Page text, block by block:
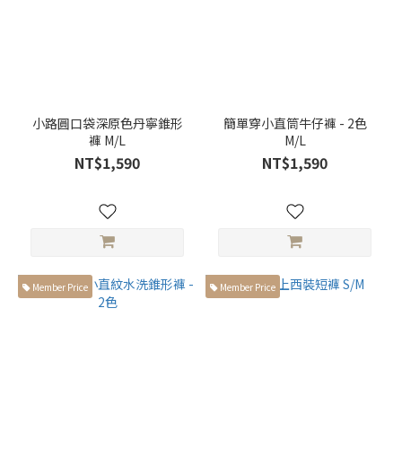
小路圓口袋深原色丹寧錐形
褲 M/L
NT$1,590
簡單穿小直筒牛仔褲 - 2色
M/L
NT$1,590
Member Price Member Price